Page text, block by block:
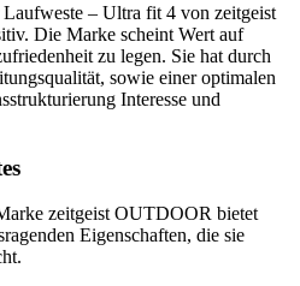
– Ultra fit 4 von zeitgeist
Die Marke scheint Wert auf
zu legen. Sie hat durch
sowie einer optimalen
Interesse und
zeitgeist OUTDOOR bietet
Eigenschaften, die sie